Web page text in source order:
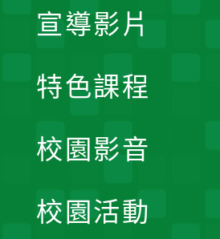
宣導影片
特色課程
校園影音
校園活動